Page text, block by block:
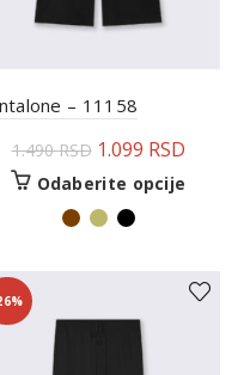
– 11158
1.490RSD 1.099 RSD
Odaberite opcije